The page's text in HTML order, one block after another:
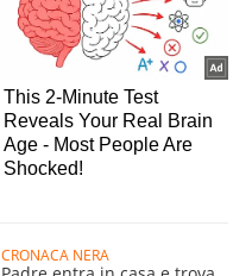
CRONACA NERA